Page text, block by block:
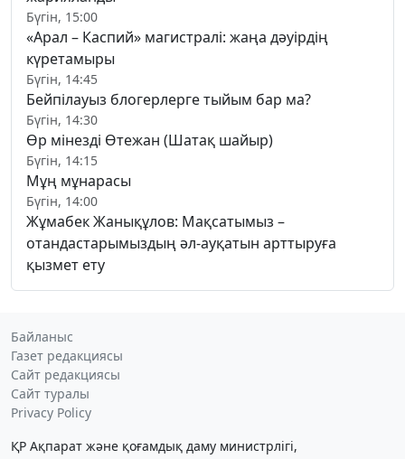
Бүгін, 15:00
«Арал – Каспий» магистралі: жаңа дәуірдің
күретамыры
Бүгін, 14:45
Бейпілауыз блогерлерге тыйым бар ма?
Бүгін, 14:30
Өр мінезді Өтежан (Шатақ шайыр)
Бүгін, 14:15
Мұң мұнарасы
Бүгін, 14:00
Жұмабек Жанықұлов: Мақсатымыз –
отандастарымыздың әл-ауқатын арттыруға
қызмет ету
Байланыс
Газет редакциясы
Сайт редакциясы
Сайт туралы
Privacy Policy
ҚР Ақпарат және қоғамдық даму министрлігі,